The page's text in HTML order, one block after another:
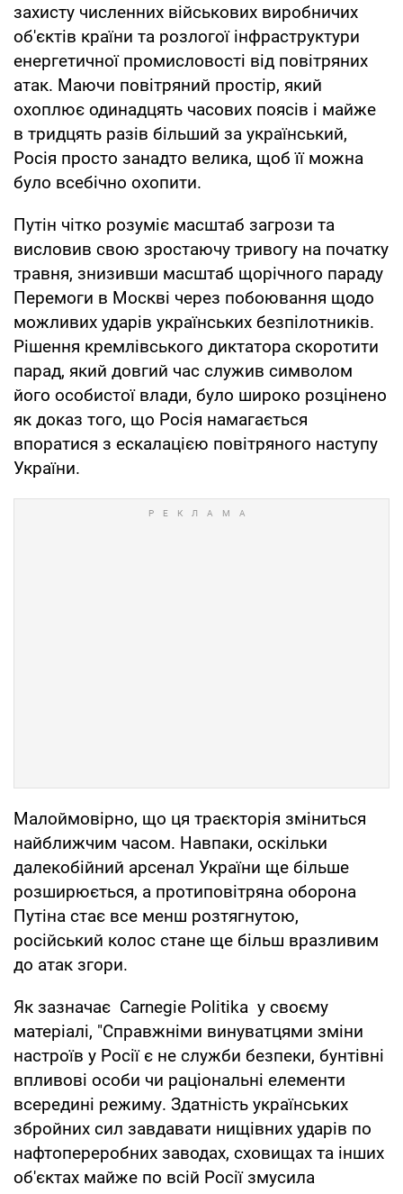
захисту численних військових виробничих
об'єктів країни та розлогої інфраструктури
енергетичної промисловості від повітряних
атак. Маючи повітряний простір, який
охоплює одинадцять часових поясів і майже
в тридцять разів більший за український,
Росія просто занадто велика, щоб її можна
було всебічно охопити.
Путін чітко розуміє масштаб загрози та
висловив свою зростаючу тривогу на початку
травня, знизивши масштаб щорічного параду
Перемоги в Москві через побоювання щодо
можливих ударів українських безпілотників.
Рішення кремлівського диктатора скоротити
парад, який довгий час служив символом
його особистої влади, було широко розцінено
як доказ того, що Росія намагається
впоратися з ескалацією повітряного наступу
України.
Малоймовірно, що ця траєкторія зміниться
найближчим часом. Навпаки, оскільки
далекобійний арсенал України ще більше
розширюється, а протиповітряна оборона
Путіна стає все менш розтягнутою,
російський колос стане ще більш вразливим
до атак згори.
Як зазначає Carnegie Politika у своєму
матеріалі, "Справжніми винуватцями зміни
настроїв у Росії є не служби безпеки, бунтівні
впливові особи чи раціональні елементи
всередині режиму. Здатність українських
збройних сил завдавати нищівних ударів по
нафтопереробних заводах, сховищах та інших
об'єктах майже по всій Росії змусила